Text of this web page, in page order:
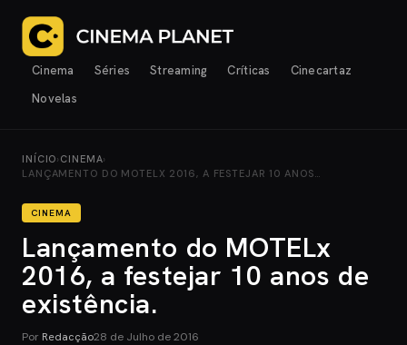
Cinema Séries Streaming Críticas
Cinecartaz
Novelas
INÍCIO› CINEMA›
LANÇAMENTO DO MOTELX 2016, A FESTEJAR 10 ANOS…
CINEMA
Lançamento do MOTELx
2016, a festejar 10 anos de
existência.
Por Redacção28 de Julho de 2016